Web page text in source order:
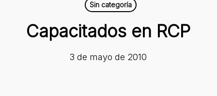
Sin categoría
Capacitados en RCP
3 de mayo de 2010